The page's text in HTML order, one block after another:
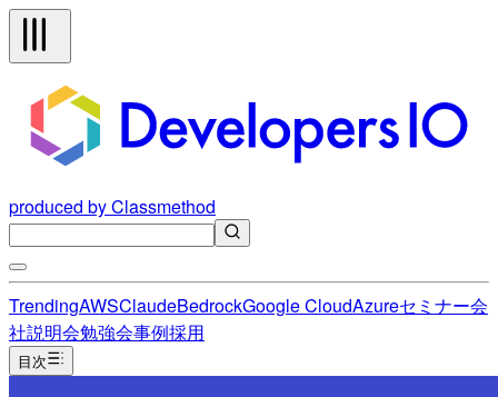
produced by Classmethod
TrendingAWSClaudeBedrockGoogle CloudAzureセミナー会
社説明会勉強会事例採用
目次